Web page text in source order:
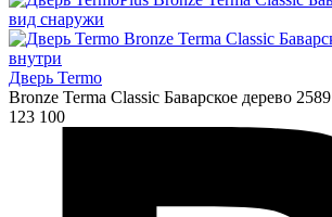
Дверь Termo
Bronze Terma Classic Баварское дерево 2589
123 100